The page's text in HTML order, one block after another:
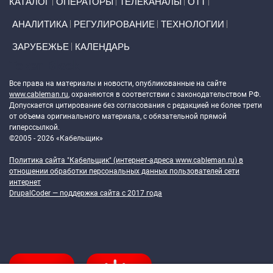
АНАЛИТИКА РЕГУЛИРОВАНИЕ ТЕХНОЛОГИИ
ЗАРУБЕЖЬЕ КАЛЕНДАРЬ
Все права на материалы и новости, опубликованные на сайте
www.cableman.ru, охраняются в соответствии с законодательством РФ.
Допускается цитирование без согласования с редакцией не более трети
от объема оригинального материала, с обязательной прямой
гиперссылкой.
©2005 - 2026 «Кабельщик»
Политика сайта "Кабельщик" (интернет-адреса www.cableman.ru) в
отношении обработки персональных данных пользователей сети
интернет
DrupalCoder — поддержка сайта c 2017 года